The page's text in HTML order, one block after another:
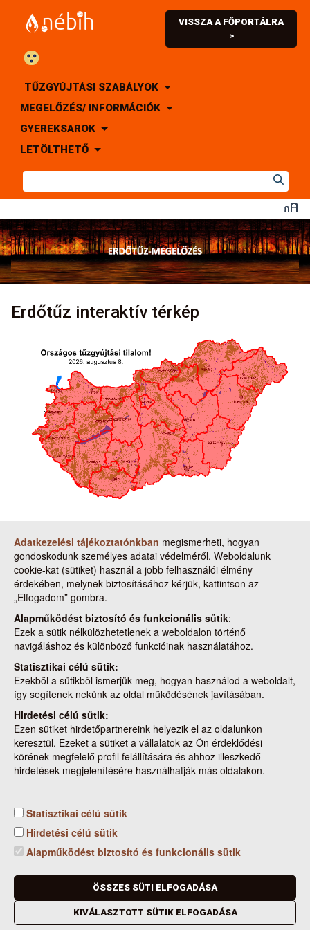
VISSZA A FŐPORTÁLRA
>
TŰZGYÚJTÁSI SZABÁLYOK
MEGELŐZÉS/ INFORMÁCIÓK
GYEREKSAROK
LETÖLTHETŐ
Erdőtűz interaktív térkép
Tudnivalók a térkép használatához:
A térképen a piros színnel jelzett
megyékben/országrészekben van érvényben tűzgyújtási
tilalom.
A térkép a napi állapotot mutatja. Ha nincs elrendelve
tűzgyújtási tilalom, az a térképen szövegesen is jelezve van.
Az alábbi térképre kattintva az erdészeti hatóság által
készített interaktív tűzgyújtási tilalom térképre navigál, ahol
további információkat talál, illetve be tudja azonosítani a
lakóhelye környékén található erdőterületeket.
Adatkezelési tájékoztatónkban megismerheti, hogyan
gondoskodunk személyes adatai védelméről. Weboldalunk
cookie-kat (sütiket) használ a jobb felhasználói élmény
érdekében, melynek biztosításához kérjük, kattintson az
„Elfogadom” gombra.
Alapműködést biztosító és funkcionális sütik:
Ezek a sütik nélkülözhetetlenek a weboldalon történő
navigáláshoz és különböző funkcióinak használatához.
Statisztikai célú sütik:
Ezekből a sütikből ismerjük meg, hogyan használod a weboldalt,
így segítenek nekünk az oldal működésének javításában.
Hirdetési célú sütik:
Ezen sütiket hirdetőpartnereink helyezik el az oldalunkon
keresztül. Ezeket a sütiket a vállalatok az Ön érdeklődési
körének megfelelő profil felállítására és ahhoz illeszkedő
hirdetések megjelenítésére használhatják más oldalakon.
Statisztikai célú sütik
Hirdetési célú sütik
Alapműködést biztosító és funkcionális sütik
ÖSSZES SÜTI ELFOGADÁSA
KIVÁLASZTOTT SÜTIK ELFOGADÁSA
Cookie beállítások
Nemzeti Élelmiszerlánc-biztonsági Hivatal
Levelezési cím: 1525 Budapest. Pf. 30.
Zöld szám: 06-80/263-244
Telefon: 06-1/ 336-9000